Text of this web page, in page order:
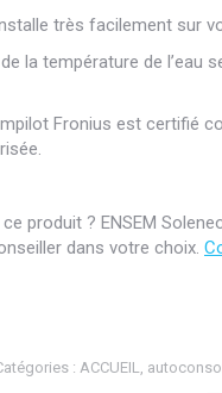
très facilement sur
la température de l’eau
Fronius est certifié
produit ? ENSEM
dans votre choix.
: ACCUEIL,